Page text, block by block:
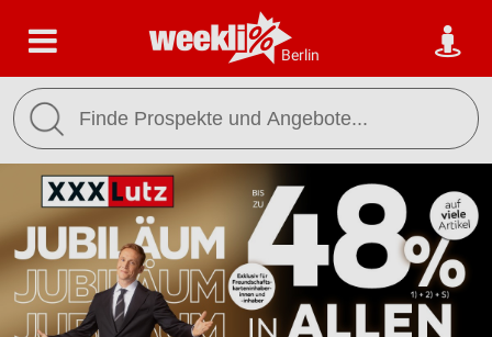
Berlin